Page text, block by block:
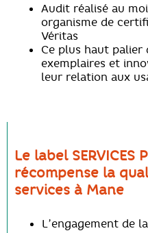
Audit réalisé au
organisme de
Véritas
Ce plus haut palier
exemplaires et
leur relation aux
Le label SERVICES
récompense la
services à Mane
L’engagement de